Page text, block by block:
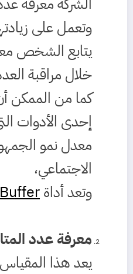
وتعمل على
يتابع الشخص
خلال مراقبة
كما من الممكن
إحدى الأدوات
معدل نمو
الاجتماعي،
وتعد أداةBuffer
معرفة عدد
يعد هذا